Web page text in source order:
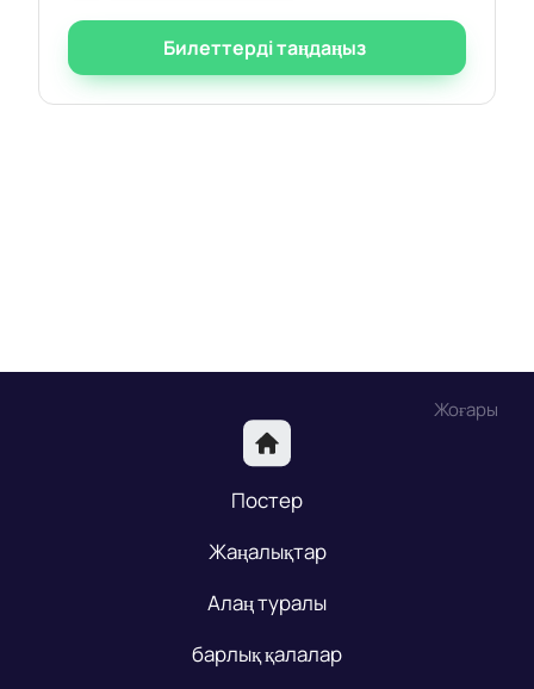
Билеттерді таңдаңыз
Жоғары
Постер
Жаңалықтар
Алаң туралы
барлық қалалар